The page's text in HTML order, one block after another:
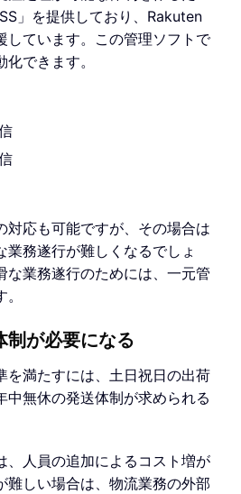
」を提供しており、Rakuten
しています。この管理ソフトで
できます。
対応も可能ですが、その場合は
業務遂行が難しくなるでしょ
な業務遂行のためには、一元管
制が必要になる
を満たすには、土日祝日の出荷
中無休の発送体制が求められる
、人員の追加によるコスト増が
難しい場合は、物流業務の外部